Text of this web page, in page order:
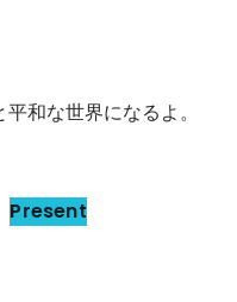
和な世界になるよ。
Present